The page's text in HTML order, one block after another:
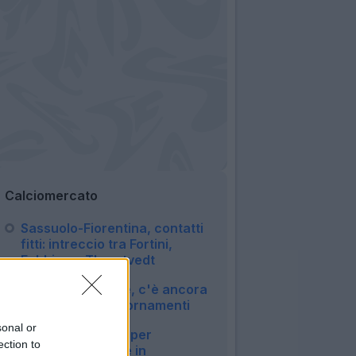
or
to
Calciomercato
Sassuolo-Fiorentina, contatti
fitti: intreccio tra Fortini,
Fabbian e Thorstvedt
Napoli-Badiashile, c'è ancora
distanza: gli aggiornamenti
Napoli, ore calde per
Badiashile: affare in